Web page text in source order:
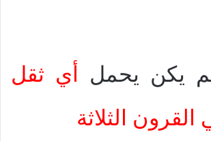
يكن يحمل
أي ثقل
الثلاثة